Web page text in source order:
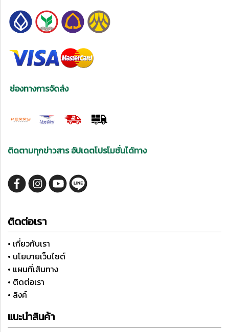
ช่องทางการจัดส่ง
ติดตามทุกข่าวสาร อัปเดตโปรโมชั่นได้ทาง
ติดต่อเรา
• เกี่ยวกับเรา
• นโยบายเว็บไซต์
• แผนที่เส้นทาง
• ติดต่อเรา
• ลิงค์
แนะนำสินค้า